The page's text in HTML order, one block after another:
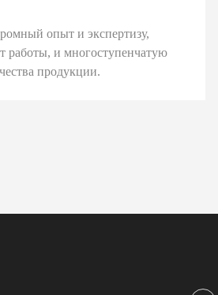
опыт и экспертизу,
работы, и многоступенчатую
продукции.